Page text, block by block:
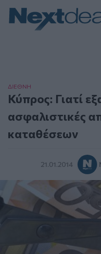
ΔΙΕΘΝΗ
Κύπρος: Γιατί
ασφαλιστικές
καταθέσεων
21.01.2014